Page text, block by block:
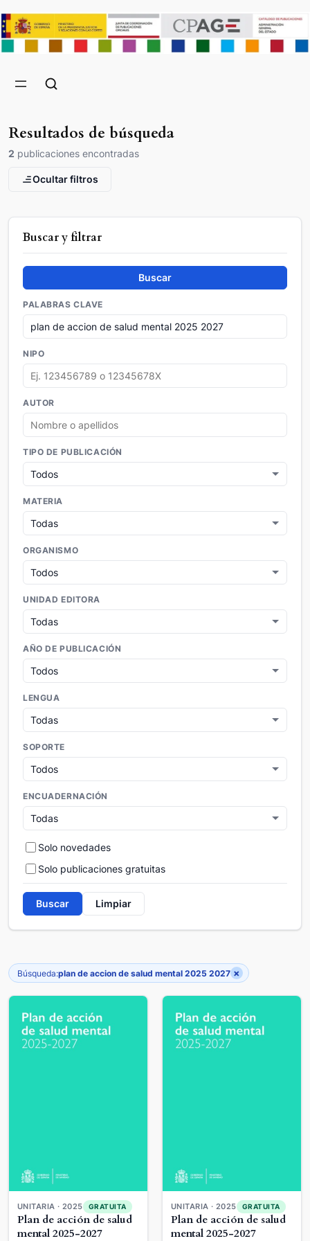
Resultados de búsqueda
2 publicaciones encontradas
Ocultar filtros
Buscar y filtrar
Buscar
PALABRAS CLAVE
NIPO
AUTOR
TIPO DE PUBLICACIÓN
MATERIA
ORGANISMO
UNIDAD EDITORA
AÑO DE PUBLICACIÓN
LENGUA
SOPORTE
ENCUADERNACIÓN
Solo novedades
Solo publicaciones gratuitas
Buscar Limpiar
Búsqueda:plan de accion de salud mental 2025 2027 ×
UNITARIA · 2025 GRATUITA
Plan de acción de salud
mental 2025-2027
UNITARIA · 2025 GRATUITA
Plan de acción de salud
mental 2025-2027